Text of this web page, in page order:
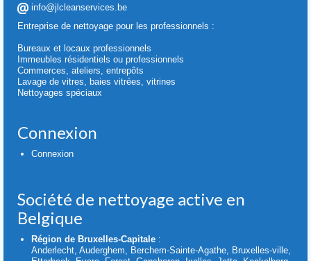
info@jlcleanservices.be
Entreprise de nettoyage pour les professionnels :
Bureaux et locaux professionnels
Immeubles résidentiels ou professionnels
Commerces, ateliers, entrepôts
Lavage de vitres, baies vitrées, vitrines
Nettoyages spéciaux
Connexion
Connexion
Société de nettoyage active en
Belgique
Région de Bruxelles-Capitale :
Anderlecht, Auderghem, Berchem-Sainte-Agathe, Bruxelles-ville,